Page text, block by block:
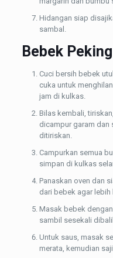
Hidangan siap
sambal.
Bebek
Cuci bersih bebek
cuka untuk
jam di kulkas.
Bilas kembali,
dicampur garam dan
ditiriskan.
Campurkan semua
simpan di kulkas
Panaskan oven dan
dari bebek agar lebih
Masak bebek
sambil sesekali
Untuk saus, masak
merata, kemudian